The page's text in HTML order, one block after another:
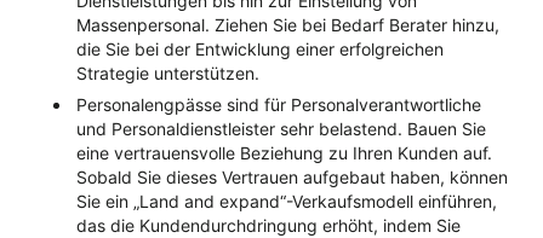
Massenpersonal. Ziehen Sie bei Bedarf Berater hinzu,
die Sie bei der Entwicklung einer erfolgreichen
Strategie unterstützen.
Personalengpässe sind für Personalverantwortliche
und Personaldienstleister sehr belastend. Bauen Sie
eine vertrauensvolle Beziehung zu Ihren Kunden auf.
Sobald Sie dieses Vertrauen aufgebaut haben, können
Sie ein „Land and expand“-Verkaufsmodell einführen,
das die Kundendurchdringung erhöht, indem Sie